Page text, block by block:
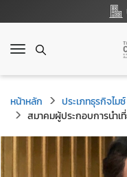
T
g
g
l
e
n
หน้าหลัก ประเภทธุรกิจไมซ์
สมาคมผู้ประกอบการนำเ